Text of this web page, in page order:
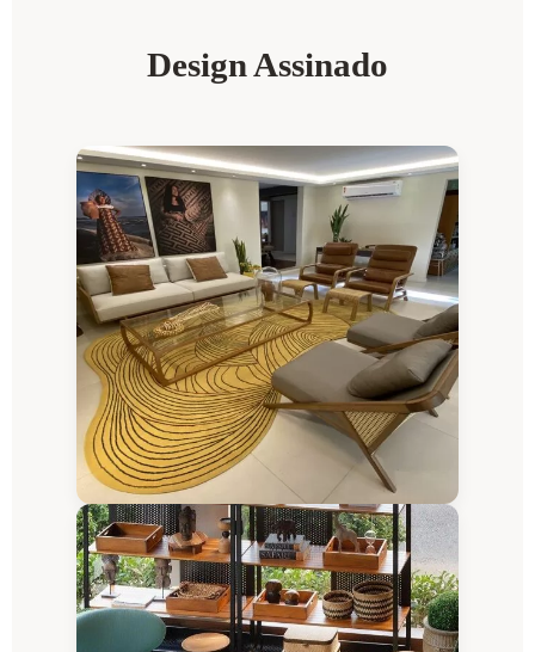
Design Assinado